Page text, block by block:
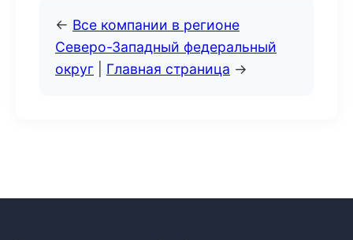
← Все компании в регионе
Северо-Западный федеральный
округ
Главная страница →